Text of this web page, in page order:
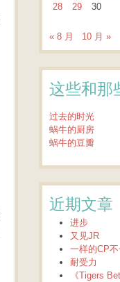
28
29 30
« 8 月 10 月 »
这些和那
过去的时光
蜗牛的厨房
蜗牛的豆瓣
近期文章
进步
又见JR
一样的CP
耐受力
《Tigers